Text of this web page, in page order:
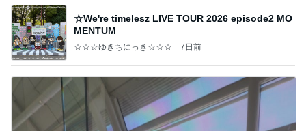
☆We're timelesz LIVE TOUR 2026 episode2 MO
MENTUM
☆☆☆ゆきちにっき☆☆☆ 7日前